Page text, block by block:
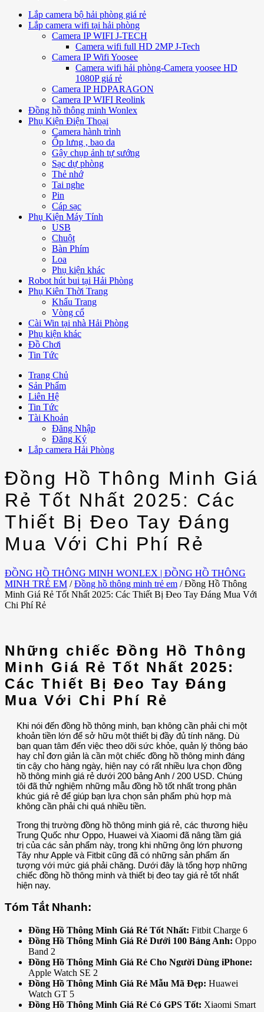
Lắp camera bộ hải phòng giá rẻ
Lắp camera wifi tại hải phòng
Camera IP WIFI J-TECH
Camera wifi full HD 2MP J-Tech
Camera IP Wifi Yoosee
Camera wifi hải phòng-Camera yoosee HD
1080P giá rẻ
Camera IP HDPARAGON
Camera IP WIFI Reolink
Đồng hồ thông minh Wonlex
Phụ Kiện Điện Thoại
Camera hành trình
Ốp lưng , bao da
Gậy chụp ảnh tự sướng
Sạc dự phòng
Thẻ nhớ
Tai nghe
Pin
Cáp sạc
Phụ Kiện Máy Tính
USB
Chuột
Bàn Phím
Loa
Phụ kiện khác
Robot hút bui tại Hải Phòng
Phụ Kiên Thời Trang
Khẩu Trang
Vòng cổ
Cài Win tại nhà Hải Phòng
Phụ kiện khác
Đồ Chơi
Tin Tức
Trang Chủ
Sản Phẩm
Liên Hệ
Tin Tức
Tài Khoản
Đăng Nhập
Đăng Ký
Lắp camera Hải Phòng
Đồng Hồ Thông Minh Giá
Rẻ Tốt Nhất 2025: Các
Thiết Bị Đeo Tay Đáng
Mua Với Chi Phí Rẻ
ĐỒNG HỒ THÔNG MINH WONLEX | ĐỒNG HỒ THÔNG
MINH TRẺ EM / Đồng hồ thông minh trẻ em / Đồng Hồ Thông
Minh Giá Rẻ Tốt Nhất 2025: Các Thiết Bị Đeo Tay Đáng Mua Với
Chi Phí Rẻ
Những chiếc Đồng Hồ Thông
Minh Giá Rẻ Tốt Nhất 2025:
Các Thiết Bị Đeo Tay Đáng
Mua Với Chi Phí Rẻ
Khi nói đến đồng hồ thông minh, bạn không cần phải chi một
khoản tiền lớn để sở hữu một thiết bị đầy đủ tính năng. Dù
bạn quan tâm đến việc theo dõi sức khỏe, quản lý thông báo
hay chỉ đơn giản là cần một chiếc đồng hồ thông minh đáng
tin cậy cho hàng ngày, hiện nay có rất nhiều lựa chọn đồng
hồ thông minh giá rẻ dưới 200 bảng Anh / 200 USD. Chúng
tôi đã thử nghiệm những mẫu đồng hồ tốt nhất trong phân
khúc giá rẻ để giúp bạn lựa chọn sản phẩm phù hợp mà
không cần phải chi quá nhiều tiền.
Trong thị trường đồng hồ thông minh giá rẻ, các thương hiệu
Trung Quốc như Oppo, Huawei và Xiaomi đã nâng tầm giá
trị của các sản phẩm này, trong khi những ông lớn phương
Tây như Apple và Fitbit cũng đã có những sản phẩm ấn
tượng với mức giá phải chăng. Dưới đây là tổng hợp những
chiếc đồng hồ thông minh và thiết bị đeo tay giá rẻ tốt nhất
hiện nay.
Tóm Tắt Nhanh:
Đồng Hồ Thông Minh Giá Rẻ Tốt Nhất: Fitbit Charge 6
Đồng Hồ Thông Minh Giá Rẻ Dưới 100 Bảng Anh: Oppo
Band 2
Đồng Hồ Thông Minh Giá Rẻ Cho Người Dùng iPhone:
Apple Watch SE 2
Đồng Hồ Thông Minh Giá Rẻ Mẫu Mã Đẹp: Huawei
Watch GT 5
Đồng Hồ Thông Minh Giá Rẻ Có GPS Tốt: Xiaomi Smart